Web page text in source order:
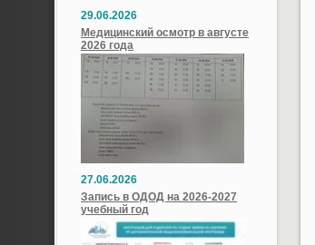
29.06.2026
Медицинский осмотр в августе
2026 года
27.06.2026
Запись в ОДОД на 2026-2027
учебный год